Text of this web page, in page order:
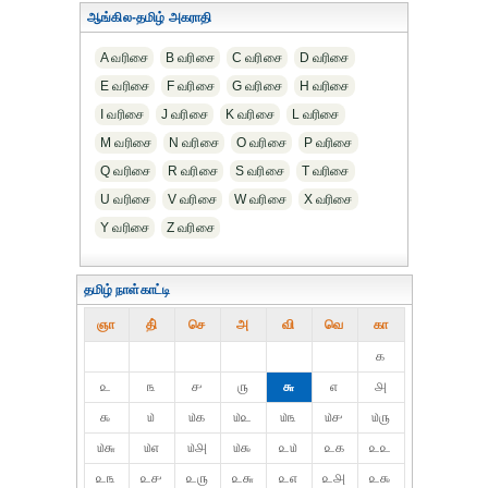
ஆங்கில-தமிழ் அகராதி
A வரிசை B வரிசை C வரிசை
D வரிசை
E வரிசை
F வரிசை G வரிசை
H வரிசை
I வரிசை
J வரிசை K வரிசை
L வரிசை
M வரிசை
N வரிசை O வரிசை
P வரிசை
Q வரிசை
R வரிசை S வரிசை
T வரிசை
U வரிசை
V வரிசை W வரிசை
X வரிசை
Y வரிசை
Z வரிசை
தமிழ் நாள்காட்டி
ஞா தி் செ அ வி வெ கா
௧
௨
௩ ௪ ௫ ௬ ௭
௮
௯
௰ ௰௧ ௰௨ ௰௩ ௰௪
௰௫
௰௬
௰௭ ௰௮ ௰௯ ௨௰ ௨௧
௨௨
௨௩
௨௪ ௨௫ ௨௬ ௨௭ ௨௮
௨௯